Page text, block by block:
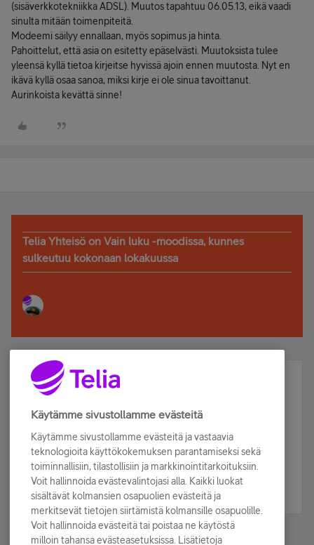
(sisäverkkotekniikka ADSL). Muutos tapahtuu 06.05.13, eikä vaadi
sinulta mitään toimenpiteitä.
Modeemi säilyy ennallaan, myös sopimus ja hinta.
Pahoittelut, että asia on esitetty epäselvästi. Muutoksista tulee
yleensä kyllä tietoa kirjeitse hyvissä ajoin ennen muutosta. Nyt en
ikävä kyllä osaa sanoa, miksi kirje ei ole sinua tavoittanut.
Aurinkoista kevättä sinne!
Telia Yhteisö on Vain luku -moodissa, kunnes
sulkeutuu kokonaan lokakuussa
Älä jää paitsi – osallistu ja voita!
Tilaa Telian uutiskirje ja olet mukana arvonnassa.
sähköpostiisi.
Tilaa nyt
Käytämme sivustollamme evästeitä
Käytämme sivustollamme evästeitä ja vastaavia
teknologioita käyttökokemuksen parantamiseksi sekä
toiminnallisiin, tilastollisiin ja markkinointitarkoituksiin.
Voit hallinnoida evästevalintojasi alla. Kaikki luokat
sisältävät kolmansien osapuolien evästeitä ja
merkitsevät tietojen siirtämistä kolmansille osapuolille.
Voit hallinnoida evästeitä tai poistaa ne käytöstä
milloin tahansa evästeasetuksissa. Lisätietoja